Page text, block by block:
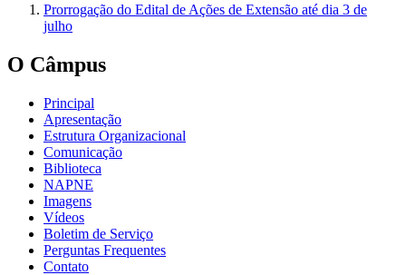
Prorrogação do Edital de Ações de Extensão até dia 3 de
julho
O Câmpus
Principal
Apresentação
Estrutura Organizacional
Comunicação
Biblioteca
NAPNE
Imagens
Vídeos
Boletim de Serviço
Perguntas Frequentes
Contato